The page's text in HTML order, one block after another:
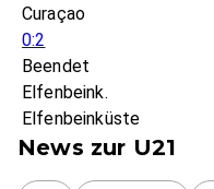
Curaçao
0:2
Beendet
Elfenbeink.
Elfenbeinküste
News zur U21